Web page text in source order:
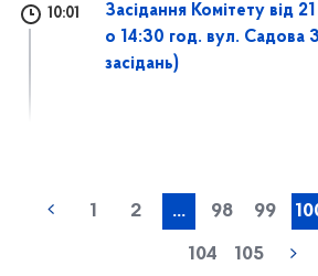
10:01
Засідання Комітету від
о 14:30 год. вул. Садова
засідань)
1 2 ... 98 99
104 105